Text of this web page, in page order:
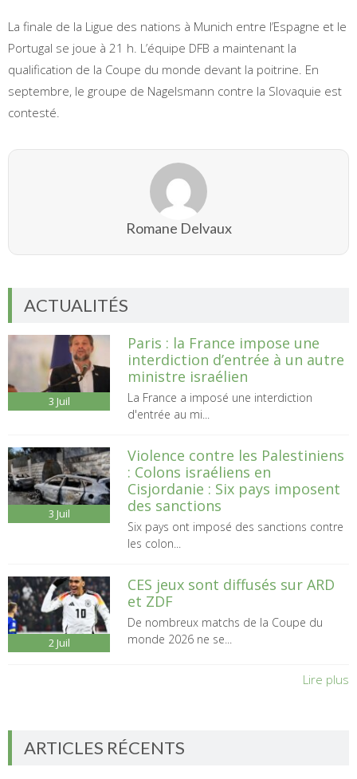
La finale de la Ligue des nations à Munich entre l’Espagne et le
Portugal se joue à 21 h. L’équipe DFB a maintenant la
qualification de la Coupe du monde devant la poitrine. En
septembre, le groupe de Nagelsmann contre la Slovaquie est
contesté.
Romane Delvaux
ACTUALITÉS
3 Juil
Paris : la France impose une
interdiction d’entrée à un autre
ministre israélien
La France a imposé une interdiction
d'entrée au mi...
3 Juil
Violence contre les Palestiniens
: Colons israéliens en
Cisjordanie : Six pays imposent
des sanctions
Six pays ont imposé des sanctions contre
les colon...
2 Juil
CES jeux sont diffusés sur ARD
et ZDF
De nombreux matchs de la Coupe du
monde 2026 ne se...
Lire plus
ARTICLES RÉCENTS